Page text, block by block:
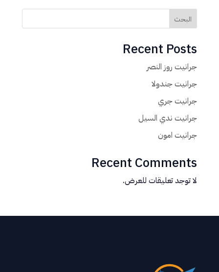
البحث
Recent Posts
جرانيت روز النصر
جرانيت جندولا
جرانيت جري
جرانيت ندي السيل
جرانيت امون
Recent Comments
لا توجد تعليقات للعرض.